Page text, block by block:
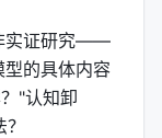
实证研究——
的具体内容
"认知卸